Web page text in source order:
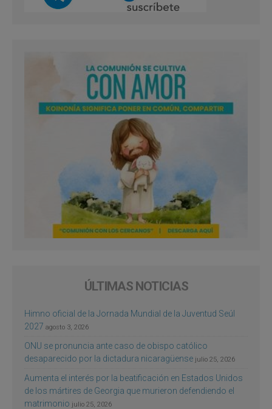
ÚLTIMAS NOTICIAS
Himno oficial de la Jornada Mundial de la Juventud Seúl
2027 agosto 3, 2026
ONU se pronuncia ante caso de obispo católico
desaparecido por la dictadura nicaragüense julio 25, 2026
Aumenta el interés por la beatificación en Estados Unidos
de los mártires de Georgia que murieron defendiendo el
matrimonio julio 25, 2026